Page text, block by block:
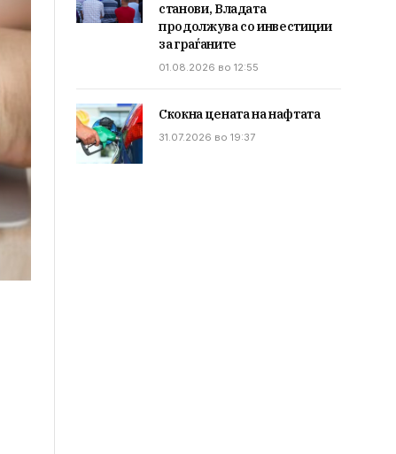
станови, Владата
продолжува со инвестиции
за граѓаните
01.08.2026 во 12:55
Скокна цената на нафтата
31.07.2026 во 19:37